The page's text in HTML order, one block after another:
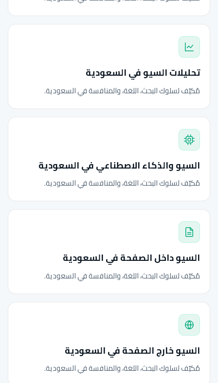
تحليلات السيو في السعودية
مُكيّف لسلوك البحث، اللغة، والمنافسة في السعودية.
السيو والذكاء الاصطناعي في السعودية
مُكيّف لسلوك البحث، اللغة، والمنافسة في السعودية.
السيو داخل الصفحة في السعودية
مُكيّف لسلوك البحث، اللغة، والمنافسة في السعودية.
السيو خارج الصفحة في السعودية
مُكيّف لسلوك البحث، اللغة، والمنافسة في السعودية.